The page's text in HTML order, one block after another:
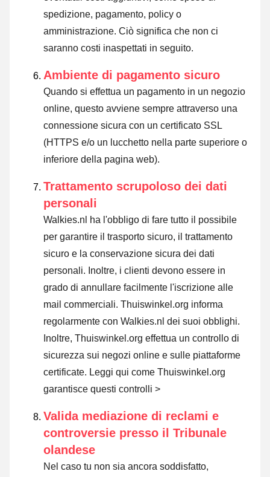
spedizione, pagamento, policy o
amministrazione. Ciò significa che non ci
saranno costi inaspettati in seguito.
Ambiente di pagamento sicuro
Quando si effettua un pagamento in un negozio
online, questo avviene sempre attraverso una
connessione sicura con un certificato SSL
(HTTPS e/o un lucchetto nella parte superiore o
inferiore della pagina web).
Trattamento scrupoloso dei dati
personali
Walkies.nl ha l'obbligo di fare tutto il possibile
per garantire il trasporto sicuro, il trattamento
sicuro e la conservazione sicura dei dati
personali. Inoltre, i clienti devono essere in
grado di annullare facilmente l'iscrizione alle
mail commerciali. Thuiswinkel.org informa
regolarmente con Walkies.nl dei suoi obblighi.
Inoltre, Thuiswinkel.org effettua un controllo di
sicurezza sui negozi online e sulle piattaforme
certificate. Leggi qui come Thuiswinkel.org
garantisce questi controlli >
Valida mediazione di reclami e
controversie presso il Tribunale
olandese
Nel caso tu non sia ancora soddisfatto,